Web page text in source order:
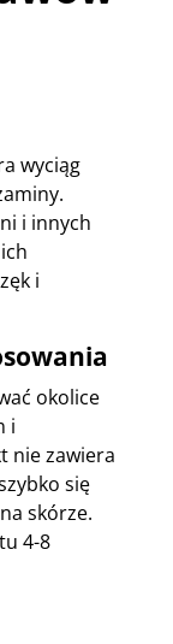
wyciąg
i innych
i
okolice
i
nie zawiera
się
skórze.
4-8